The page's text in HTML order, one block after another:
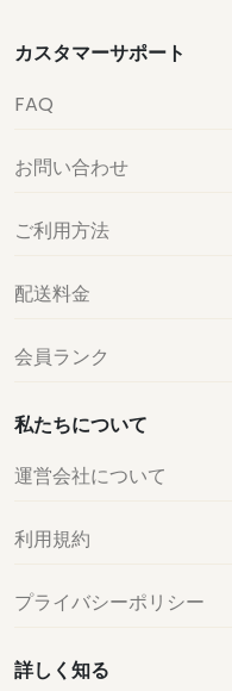
カスタマーサポート
FAQ
お問い合わせ
ご利用方法
配送料金
会員ランク
私たちについて
運営会社について
利用規約
プライバシーポリシー
詳しく知る